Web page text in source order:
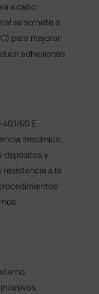
a cabo
se somete a
para mejorar
adhesiones
60 E -
mecánica;
depósitos y
a la